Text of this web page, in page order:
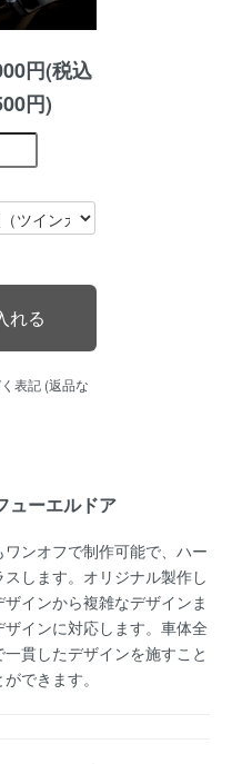
円(税込
円)
表記 (返品な
ューエルドア
ンオフで制作可能で、ハー
します。オリジナル製作し
インから複雑なデザインま
インに対応します。車体全
貫したデザインを施すこと
できます。